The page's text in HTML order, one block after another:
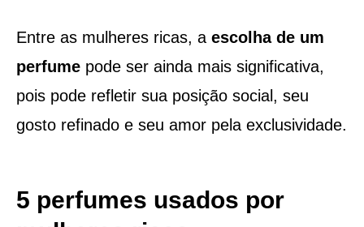
Entre as mulheres ricas, a escolha de um
perfumepode ser ainda mais significativa,
pois pode refletir sua posição social, seu
gosto refinado e seu amor pela exclusividade.
5 perfumes usados por